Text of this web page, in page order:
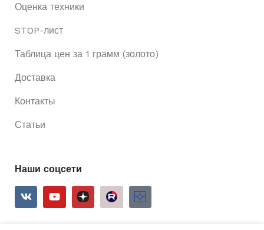
Оценка техники
STOP-лист
Таблица цен за 1 грамм (золото)
Доставка
Контакты
Статьи
Наши соцсети